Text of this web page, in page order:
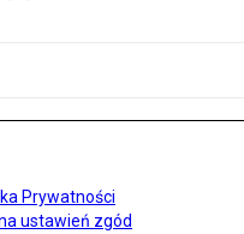
Prywatności
ustawień zgód